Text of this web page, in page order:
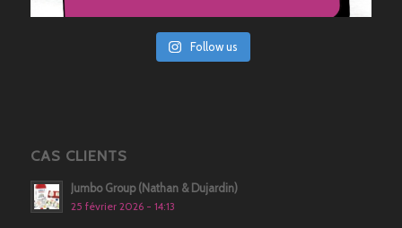
Follow us
CAS CLIENTS
Jumbo Group (Nathan & Dujardin)
25 février 2026 - 14:13